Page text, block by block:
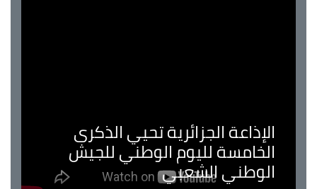
الإذاعة الجزائرية تحيي الذكرى
الخامسة لليوم الوطني للجيش
الوطني الشعبي